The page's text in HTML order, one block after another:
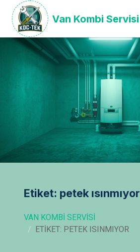
Van Kombi Servisi
Etiket: petek ısınmıyor
VAN KOMBI SERVISI
ETIKET: PETEK ISINMIYOR